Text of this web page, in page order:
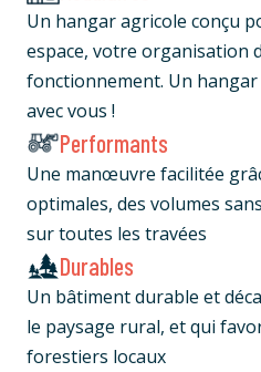
Un hangar agricole conçu
espace, votre organisation
fonctionnement. Un
avec vous !
Performants
Une manœuvre facilitée
optimales, des volumes
sur toutes les travées
Durables
Un bâtiment durable et
le paysage rural, et qui
forestiers locaux